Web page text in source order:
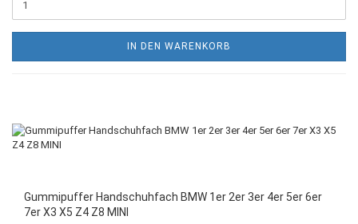
IN DEN WARENKORB
Gummipuffer Handschuhfach BMW 1er 2er 3er 4er 5er 6er
7er X3 X5 Z4 Z8 MINI